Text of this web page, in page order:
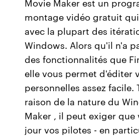
montage vidéo gratuit
avec la plupart des
Windows. Alors qu'il n'a
des fonctionnalités que
elle vous permet d'éditer
personnelles assez facile.
raison de la nature du
Maker , il peut exiger que
jour vos pilotes - en